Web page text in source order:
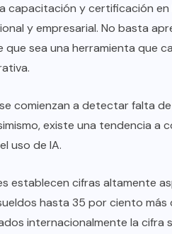
capacitación y certificación en
y empresarial. No basta
que sea una herramienta que
comienzan a detectar falta
existe una tendencia
uso de IA.
establecen cifras altamente
hasta 35 por ciento
internacionalmente la